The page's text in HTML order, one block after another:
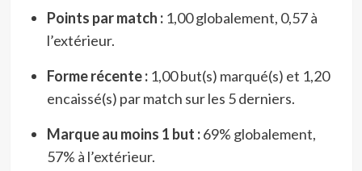
Points par match :1,00 globalement, 0,57 à
l’extérieur.
Forme récente :1,00 but(s) marqué(s) et 1,20
encaissé(s) par match sur les 5 derniers.
Marque au moins 1 but :69% globalement,
57% à l’extérieur.